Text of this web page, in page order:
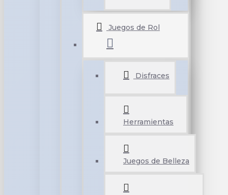
Juegos de Rol
Disfraces
Herramientas
Juegos de Belleza